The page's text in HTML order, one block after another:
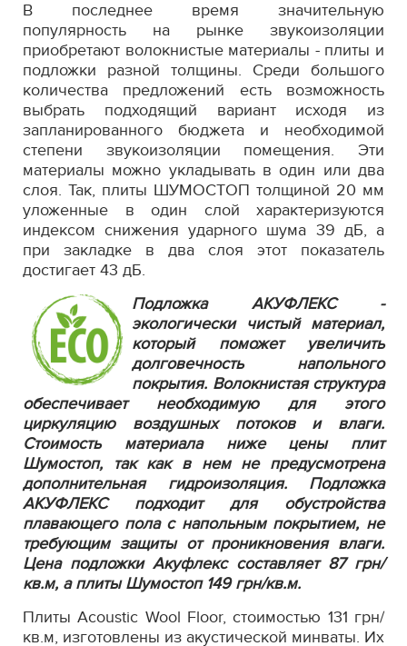
В последнее время значительную
популярность на рынке звукоизоляции
приобретают волокнистые материалы - плиты и
подложки разной толщины. Среди большого
количества предложений есть возможность
выбрать подходящий вариант исходя из
запланированного бюджета и необходимой
степени звукоизоляции помещения. Эти
материалы можно укладывать в один или два
слоя. Так, плиты ШУМОСТОП толщиной 20 мм
уложенные в один слой характеризуются
индексом снижения ударного шума 39 дБ, а
при закладке в два слоя этот показатель
достигает 43 дБ.
Подложка АКУФЛЕКС -
экологически чистый материал,
который поможет увеличить
долговечность напольного
покрытия. Волокнистая структура
обеспечивает необходимую для этого
циркуляцию воздушных потоков и влаги.
Стоимость материала ниже цены плит
Шумостоп, так как в нем не предусмотрена
дополнительная гидроизоляция. Подложка
АКУФЛЕКС подходит для обустройства
плавающего пола с напольным покрытием, не
требующим защиты от проникновения влаги.
Цена подложки Акуфлекс составляет 87 грн/
кв.м, а плиты Шумостоп 149 грн/кв.м.
Плиты Acoustic Wool Floor, стоимостью 131 грн/
кв.м, изготовлены из акустической минваты. Их